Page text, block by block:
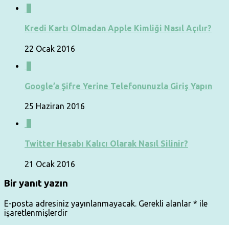
Kredi Kartı Olmadan Apple Kimliği Nasıl Açılır?
22 Ocak 2016
Google’a Şifre Yerine Telefonunuzla Giriş Yapın
25 Haziran 2016
Twitter Hesabı Kalıcı Olarak Nasıl Silinir?
21 Ocak 2016
Bir yanıt yazın
E-posta adresiniz yayınlanmayacak. Gerekli alanlar * ile
işaretlenmişlerdir